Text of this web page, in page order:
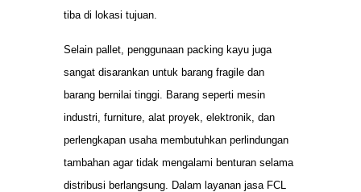
tiba di lokasi tujuan.
Selain pallet, penggunaan packing kayu juga
sangat disarankan untuk barang fragile dan
barang bernilai tinggi. Barang seperti mesin
industri, furniture, alat proyek, elektronik, dan
perlengkapan usaha membutuhkan perlindungan
tambahan agar tidak mengalami benturan selama
distribusi berlangsung. Dalam layanan jasa FCL